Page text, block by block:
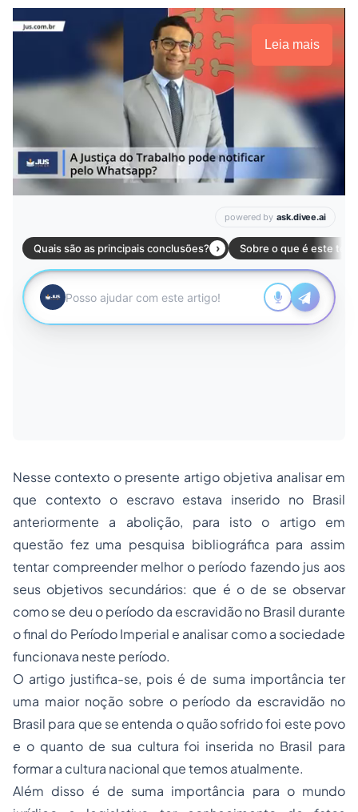
Leia mais
Nesse contexto o presente artigo objetiva analisar em
que contexto o escravo estava inserido no Brasil
anteriormente a abolição, para isto o artigo em
questão fez uma pesquisa bibliográfica para assim
tentar compreender melhor o período fazendo jus aos
seus objetivos secundários: que é o de se observar
como se deu o período da escravidão no Brasil durante
o final do Período Imperial e analisar como a sociedade
funcionava neste período.
O artigo justifica-se, pois é de suma importância ter
uma maior noção sobre o período da escravidão no
Brasil para que se entenda o quão sofrido foi este povo
e o quanto de sua cultura foi inserida no Brasil para
formar a cultura nacional que temos atualmente.
Além disso é de suma importância para o mundo